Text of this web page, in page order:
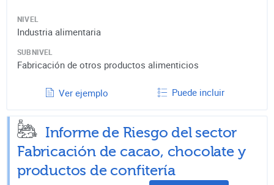
NIVEL
Industria alimentaria
SUBNIVEL
Fabricación de otros productos alimenticios
Ver ejemplo Puede incluir
Informe de Riesgo del sector
Fabricación de cacao, chocolate y
productos de confitería